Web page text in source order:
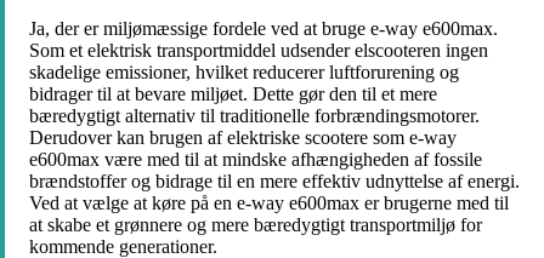
Ja, der er miljømæssige fordele ved at bruge e-way e600max.
Som et elektrisk transportmiddel udsender elscooteren ingen
skadelige emissioner, hvilket reducerer luftforurening og
bidrager til at bevare miljøet. Dette gør den til et mere
bæredygtigt alternativ til traditionelle forbrændingsmotorer.
Derudover kan brugen af elektriske scootere som e-way
e600max være med til at mindske afhængigheden af fossile
brændstoffer og bidrage til en mere effektiv udnyttelse af energi.
Ved at vælge at køre på en e-way e600max er brugerne med til
at skabe et grønnere og mere bæredygtigt transportmiljø for
kommende generationer.